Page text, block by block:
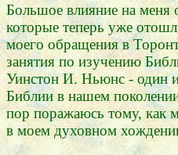
Большое влияние на меня
которые теперь уже
моего обращения в
занятия по изучению
Уинстон И. Ньюнс - один
Библии в нашем
пор поражаюсь тому, как
в моем духовном